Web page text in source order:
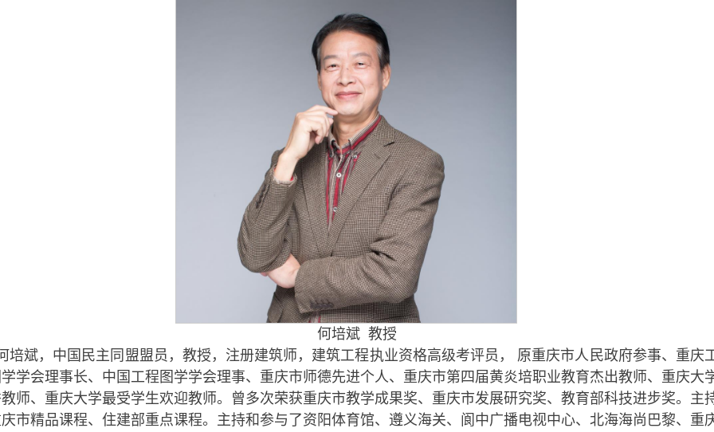
何培斌 教授
培斌，中国民主同盟盟员，教授，注册建筑师，建筑工程执业资格高级考评员， 原重庆市人民政府参事、重庆
学会理事长、中国工程图学学会理事、重庆市师德先进个人、重庆市第四届黄炎培职业教育杰出教师、重庆大
师、重庆大学最受学生欢迎教师。曾多次荣获重庆市教学成果奖、重庆市发展研究奖、教育部科技进步奖。主
市精品课程、住建部重点课程。主持和参与了资阳体育馆、遵义海关、阆中广播电视中心、北海海尚巴黎、重